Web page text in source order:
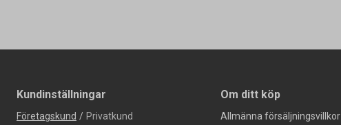
Kundinställningar
Företagskund / Privatkund
Om ditt köp
Allmänna försäljningsvillkor